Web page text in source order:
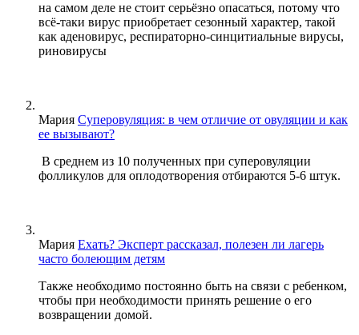
на самом деле не стоит серьёзно опасаться, потому что
всё-таки вирус приобретает сезонный характер, такой
как аденовирус, респираторно-синцитиальные вирусы,
риновирусы
Мария Суперовуляция: в чем отличие от овуляции и как
ее вызывают?
В среднем из 10 полученных при суперовуляции
фолликулов для оплодотворения отбираются 5-6 штук.
Мария Ехать? Эксперт рассказал, полезен ли лагерь
часто болеющим детям
Также необходимо постоянно быть на связи с ребенком,
чтобы при необходимости принять решение о его
возвращении домой.